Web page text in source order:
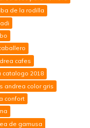
de la rodilla
cafes
catalogo 2018
andrea color gris
confort
de gamusa